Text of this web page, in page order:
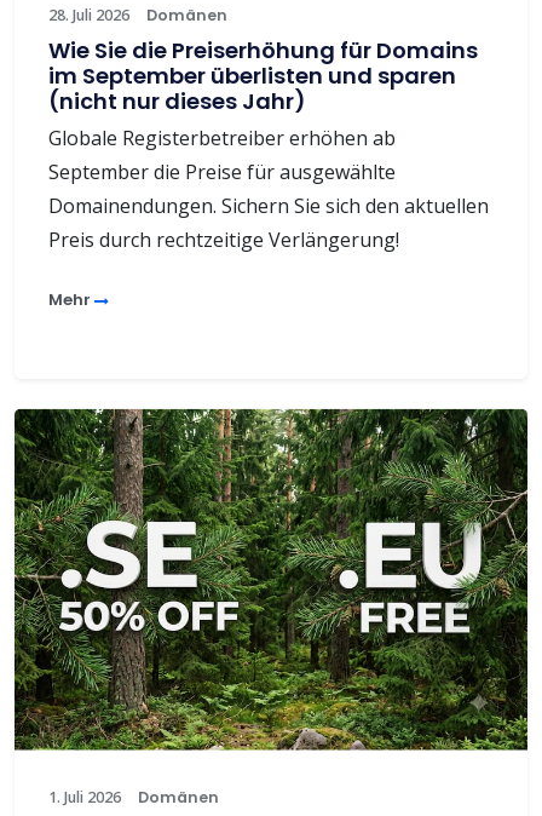
28. Juli 2026 Domänen
Wie Sie die Preiserhöhung für Domains
im September überlisten und sparen
(nicht nur dieses Jahr)
Globale Registerbetreiber erhöhen ab
September die Preise für ausgewählte
Domainendungen. Sichern Sie sich den aktuellen
Preis durch rechtzeitige Verlängerung!
Mehr
1. Juli 2026 Domänen